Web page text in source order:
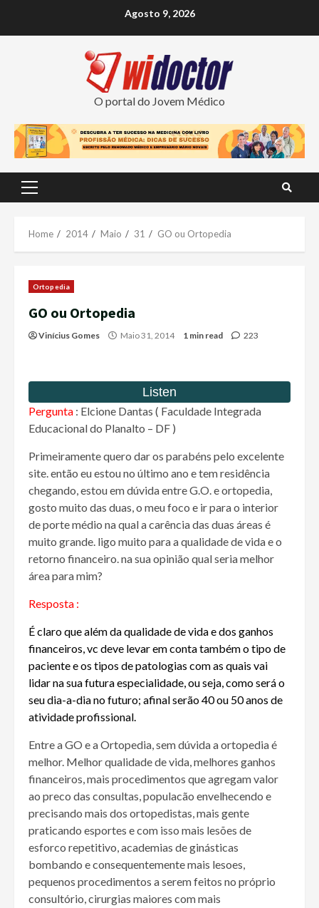
Agosto 9, 2026
O portal do Jovem Médico
Primary
Home 2014 Maio 31 GO ou Ortopedia
Ortopedia
GO ou Ortopedia
Vinícius Gomes Maio 31, 2014 1 min read 223
Pergunta : Elcione Dantas ( Faculdade Integrada
Educacional do Planalto – DF )
Primeiramente quero dar os parabéns pelo excelente
site. então eu estou no último ano e tem residência
chegando, estou em dúvida entre G.O. e ortopedia,
gosto muito das duas, o meu foco e ir para o interior
de porte médio na qual a carência das duas áreas é
muito grande. ligo muito para a qualidade de vida e o
retorno financeiro. na sua opinião qual seria melhor
área para mim?
Resposta :
É claro que além da qualidade de vida e dos ganhos
financeiros, vc deve levar em conta também o tipo de
paciente e os tipos de patologias com as quais vai
lidar na sua futura especialidade, ou seja, como será o
seu dia-a-dia no futuro; afinal serão 40 ou 50 anos de
atividade profissional.
Entre a GO e a Ortopedia, sem dúvida a ortopedia é
melhor. Melhor qualidade de vida, melhores ganhos
financeiros, mais procedimentos que agregam valor
ao preco das consultas, populacão envelhecendo e
precisando mais dos ortopedistas, mais gente
praticando esportes e com isso mais lesões de
esforco repetitivo, academias de ginásticas
bombando e consequentemente mais lesoes,
pequenos procedimentos a serem feitos no próprio
consultório, cirurgias maiores com mais